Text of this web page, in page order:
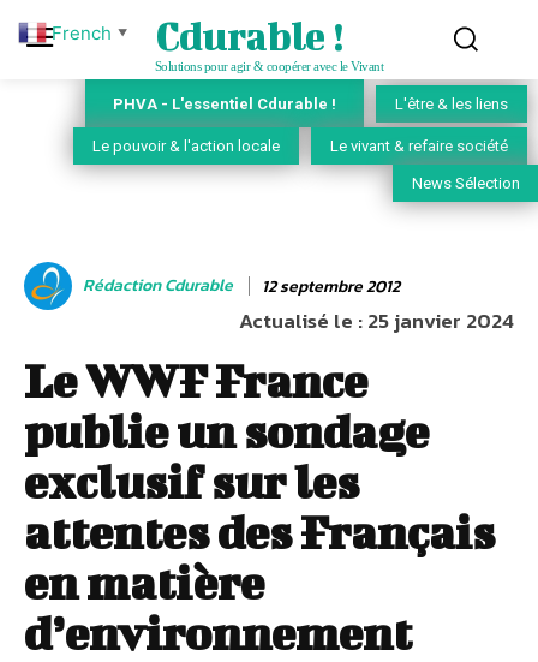
Cdurable !
Solutions pour agir & coopérer avec le Vivant
PHVA - L'essentiel Cdurable ! L'être & les liens
Le pouvoir & l'action locale Le vivant & refaire société
News Sélection
Rédaction Cdurable 12 septembre 2012
Actualisé le :25 janvier 2024
Le WWF France
publie un sondage
exclusif sur les
attentes des Français
en matière
d’environnement
French ▼